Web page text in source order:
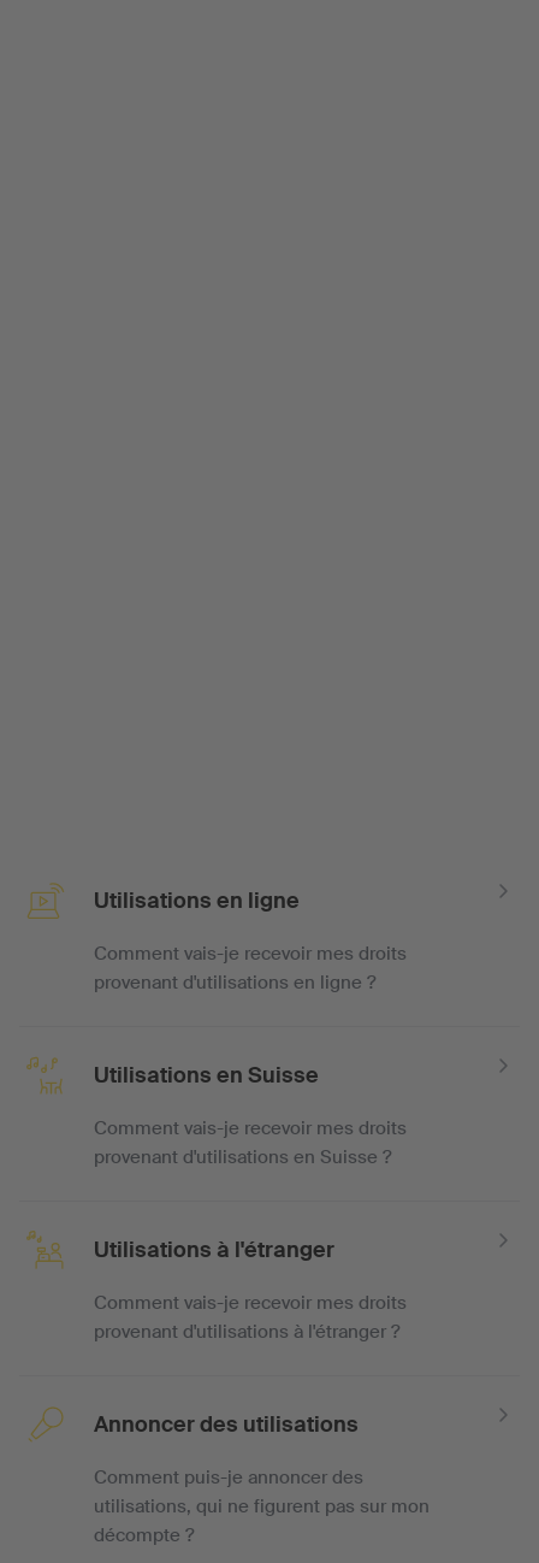
Utilisations en ligne
Comment vais-je recevoir mes droits
provenant d'utilisations en ligne ?
Utilisations en Suisse
Comment vais-je recevoir mes droits
provenant d'utilisations en Suisse ?
Utilisations à l'étranger
Comment vais-je recevoir mes droits
provenant d'utilisations à l'étranger ?
Annoncer des utilisations
Comment puis-je annoncer des
utilisations, qui ne figurent pas sur mon
décompte ?